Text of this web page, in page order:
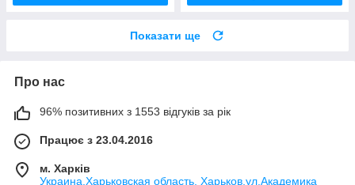
Показати ще
Про нас
96% позитивних з 1553 відгуків за рік
Працює з 23.04.2016
м. Харків
Украина,Харьковская область, Харьков,ул.Академика